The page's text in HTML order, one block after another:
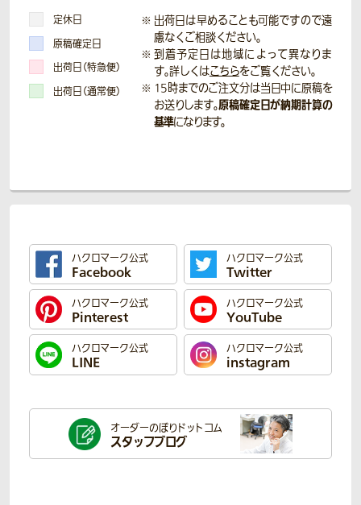
定休日
原稿確定日
出荷日（特急便）
出荷日（通常便）
出荷日は早めることも可能ですので遠
慮なくご相談ください。
到着予定日は地域によって異なりま
す。詳しくはこちらをご覧ください。
15時までのご注文分は当日中に原稿を
お送りします。原稿確定日が納期計算の
基準になります。
ハクロマーク公式
Facebook
ハクロマーク公式
Twitter
ハクロマーク公式
Pinterest
ハクロマーク公式
YouTube
ハクロマーク公式
LINE
ハクロマーク公式
instagram
オーダーのぼりドットコム
スタッフブログ